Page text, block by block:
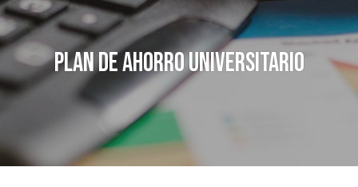
Plan de Ahorro Universitario